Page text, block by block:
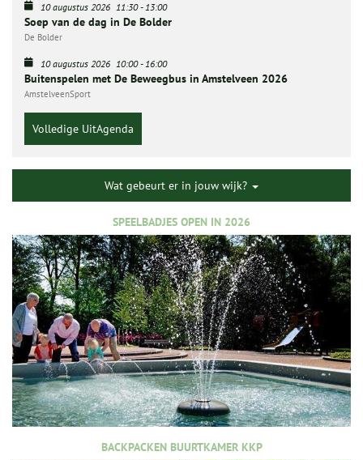
10 augustus 2026 11:30-13:00
Soep van de dag in De Bolder
De Bolder
10 augustus 2026 10:00-16:00
Buitenspelen met De Beweegbus in Amstelveen 2026
AmstelveenSport
Volledige UitAgenda
Wat gebeurt er in jouw wijk?
SPEELBADJES OPEN IN 2026
BACKPACKEN BUURTKAMER KKP